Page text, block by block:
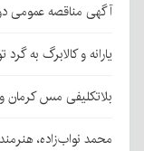
آگهی مناقصه عمومی دو مرحله‌ای
یارانه و کالابرگ به
بلاتکلیفی مس
محمد نواب‌زاده،